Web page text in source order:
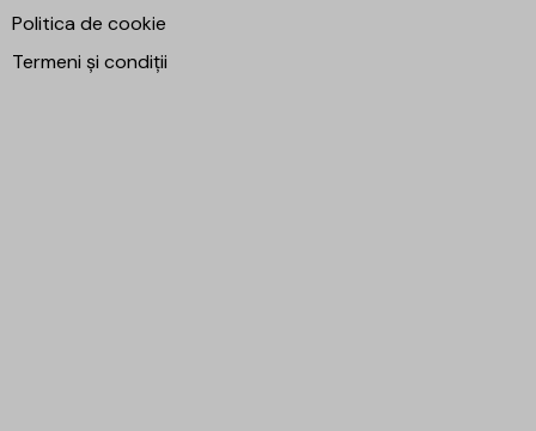
Politica de cookie
Termeni și condiții